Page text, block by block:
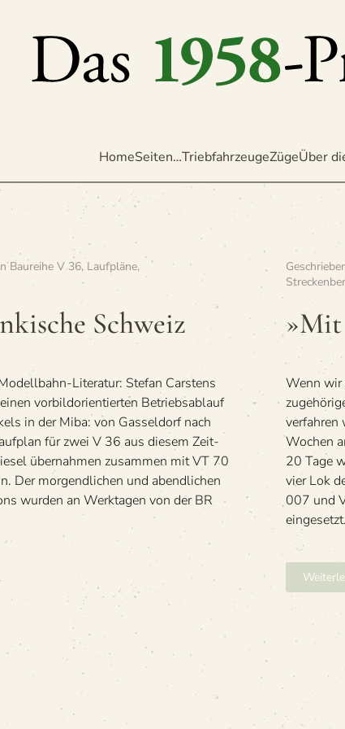
HomeSeiten…TriebfahrzeugeZügeÜber
Baureihe V 36, Laufpläne,
Schweiz
Lite­ra­tur: Ste­fan Cars­tens
vor­bild­ori­en­tier­ten Betriebs­ab­lauf
in der Miba: von Gas­sel­dorf nach
für zwei V 36 aus die­sem Zeit­
über­nah­men zusam­men mit VT 70
Der mor­gend­li­chen und abend­li­chen
wur­den an Werk­ta­gen von der BR
»Mit
Wenn wir
verfahren
Wochen
20 Tage
vier Lok
007 und
eingesetzt.